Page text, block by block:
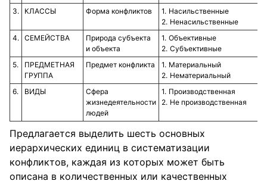
3.
КЛАССЫ Форма конфликтов
Насильственные
Ненасильственные
4. СЕМЕЙСТВА
Природа субъекта
и объекта
Объективные
Субъективные
5.
ПРЕДМЕТНАЯ
ГРУППА
Предмет конфликта
Материальный
Нематериальный
6.
ВИДЫ
Сфера
жизнедеятельности
людей
Производственная
Не производственная
Предлагается выделить шесть основных
иерархических единиц в систематизации
конфликтов, каждая из которых может быть
описана в количественных или качественных